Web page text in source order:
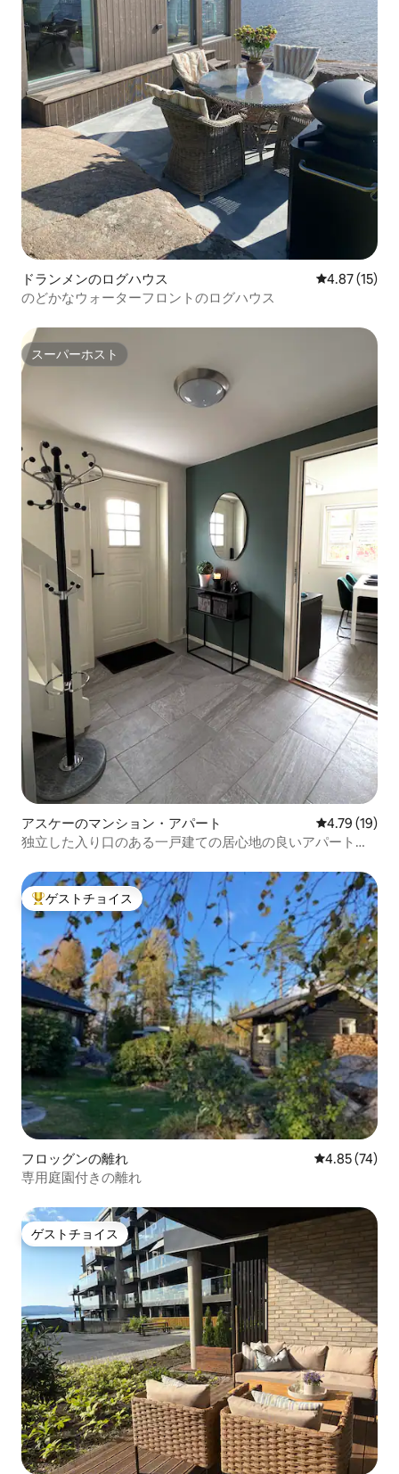
ドランメンのログハウス レビュー15
4.87 (15)
のどかなウォーターフロントのログハウス
スーパーホスト
スーパーホスト
アスケーのマンション・アパート レビュー19
4.79 (19)
独立した入り口のある一戸建ての居心地の良いアパートメ
大好評のゲストチョイスです。
ゲストチョイス
フロッグンの離れ レビュー74
4.85 (74)
専用庭園付きの離れ
ゲストチョイス
ゲストチョイス